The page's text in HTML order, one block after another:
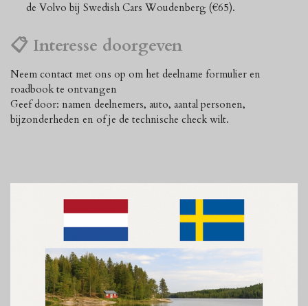
de Volvo bij Swedish Cars Woudenberg (€65).
📋 Interesse doorgeven
Neem contact met ons op om het deelname formulier en
roadbook te ontvangen
Geef door: namen deelnemers, auto, aantal personen,
bijzonderheden en of je de technische check wilt.